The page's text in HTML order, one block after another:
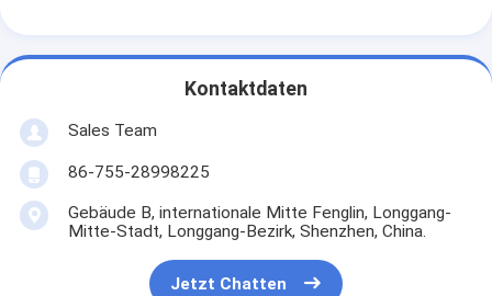
Kontaktdaten
Sales Team
86-755-28998225
Gebäude B, internationale Mitte Fenglin, Longgang-
Mitte-Stadt, Longgang-Bezirk, Shenzhen, China.
Jetzt Chatten